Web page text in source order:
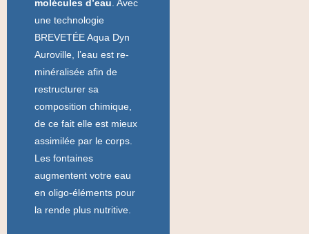
molécules d’eau . Avec
une technologie
BREVETÉE Aqua Dyn
Auroville, l’eau est re-
minéralisée afin de
restructurer sa
composition chimique,
de ce fait elle est mieux
assimilée par le corps.
Les fontaines
augmentent votre eau
en oligo-éléments pour
la rende plus nutritive.